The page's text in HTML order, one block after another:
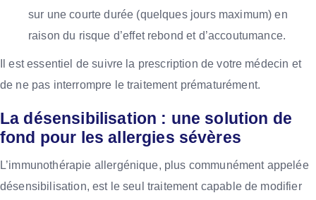
sur une courte durée (quelques jours maximum) en
raison du risque d’effet rebond et d’accoutumance.
Il est essentiel de suivre la prescription de votre médecin et
de ne pas interrompre le traitement prématurément.
La désensibilisation : une solution de
fond pour les allergies sévères
L’immunothérapie allergénique, plus communément appelée
désensibilisation, est le seul traitement capable de modifier